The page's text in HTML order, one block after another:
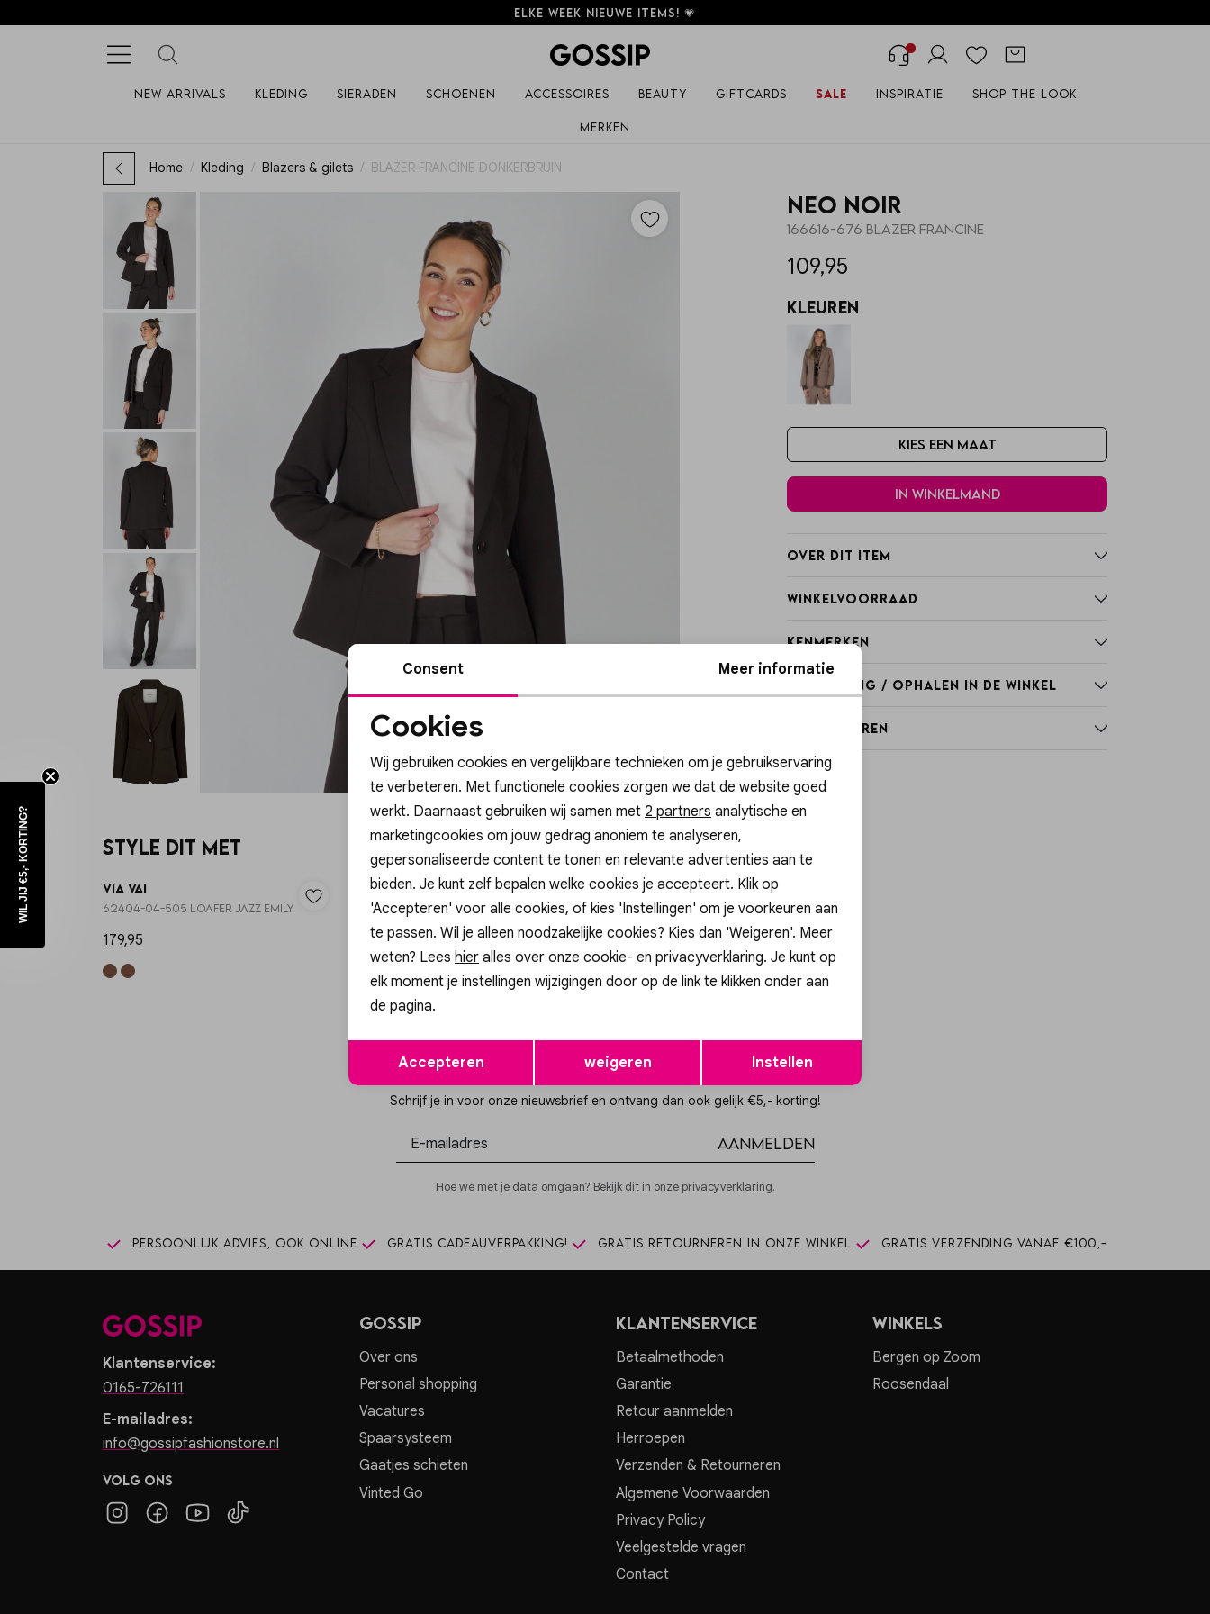
Elke week nieuwe items! 💗
New arrivals Kleding Sieraden Schoenen Accessoires Beauty Giftcards Sale Inspiratie Shop the look
Merken
Home Kleding Blazers & gilets BLAZER FRANCINE DONKERBRUIN
Neo Noir
166616-676 BLAZER FRANCINE
109,95
Kleuren
Kies een maat
In winkelmand
Over dit item
Winkelvoorraad
Kenmerken
Verzending / Ophalen in de winkel
Retourneren
Style dit met
Via Vai
62404-04-505 LOAFER JAZZ EMILY
179,95
Neo Noir
165815-676 SURY SUIT PANTS
69,95
Altijd als eerste op de hoogte zijn?
Schrijf je in voor onze nieuwsbrief en ontvang dan ook gelijk €5,- korting!
Aanmelden
Hoe we met je data omgaan? Bekijk dit in onze privacyverklaring.
Persoonlijk advies, ook online Gratis cadeauverpakking! Gratis retourneren in onze winkel Gratis verzending vanaf €100,-
Klantenservice:
0165-726111
E-mailadres:
info@gossipfashionstore.nl
Volg ons
Gossip
Over ons
Personal shopping
Vacatures
Spaarsysteem
Gaatjes schieten
Vinted Go
Klantenservice
Betaalmethoden
Garantie
Retour aanmelden
Herroepen
Verzenden & Retourneren
Algemene Voorwaarden
Privacy Policy
Veelgestelde vragen
Contact
Winkels
Bergen op Zoom
Roosendaal
Noodzakelijke
cookies
Analytische cookies Marketing cookies
Opslaan
Consent Meer informatie
Cookies
Wij gebruiken cookies en vergelijkbare technieken om je gebruikservaring
te verbeteren. Met functionele cookies zorgen we dat de website goed
werkt. Daarnaast gebruiken wij samen met 2 partners analytische en
marketingcookies om jouw gedrag anoniem te analyseren,
gepersonaliseerde content te tonen en relevante advertenties aan te
bieden. Je kunt zelf bepalen welke cookies je accepteert. Klik op
'Accepteren' voor alle cookies, of kies 'Instellingen' om je voorkeuren aan
te passen. Wil je alleen noodzakelijke cookies? Kies dan 'Weigeren'. Meer
weten? Lees hier alles over onze cookie- en privacyverklaring. Je kunt op
elk moment je instellingen wijzigingen door op de link te klikken onder aan
de pagina.
Accepteren weigeren Instellen
WIL JIJ €5,- KORTING?